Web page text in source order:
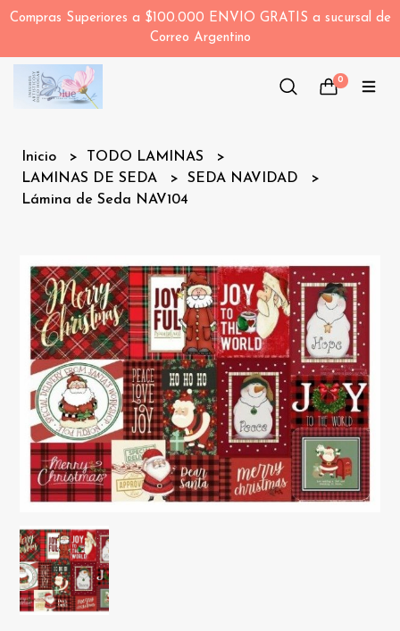
Compras Superiores a $100.000 ENVIO GRATIS a sucursal de
Correo Argentino
0
Inicio
TODO LAMINAS
LAMINAS DE SEDA
SEDA NAVIDAD
Lámina de Seda NAV104